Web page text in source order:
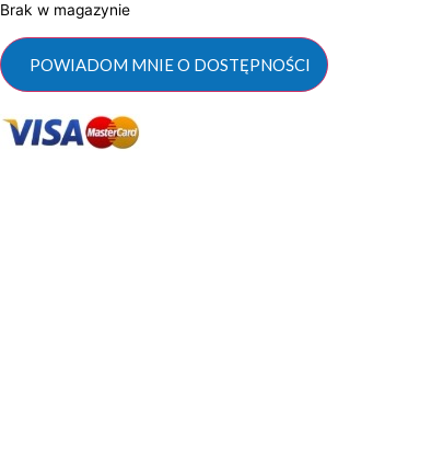
Brak w magazynie
POWIADOM MNIE O DOSTĘPNOŚCI